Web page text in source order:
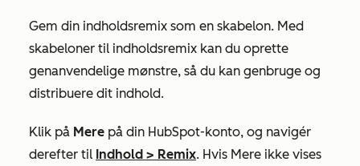
Gem din indholdsremix som en skabelon. Med
skabeloner til indholdsremix kan du oprette
genanvendelige mønstre, så du kan genbruge og
distribuere dit indhold.
Klik på Mere på din HubSpot-konto, og navigér
derefter til Indhold > Remix. Hvis Mere ikke vises